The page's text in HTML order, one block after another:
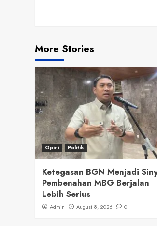
Reading
More Stories
Opini Politik
Ketegasan BGN Menjadi
Pembenahan MBG Berjalan
Lebih Serius
Admin August 8, 2026 0